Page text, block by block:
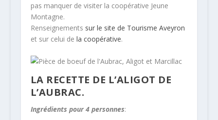
pas manquer de visiter la coopérative Jeune
Montagne.
Renseignements sur le site de Tourisme Aveyron
et sur celui de la coopérative.
LA RECETTE DE L’ALIGOT DE
L’AUBRAC.
Ingrédients pour 4 personnes: